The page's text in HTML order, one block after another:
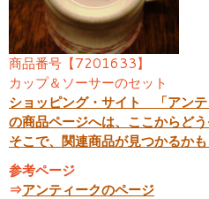
商品番号【7201633】
カップ＆ソーサーのセット
ショッピング・サイト 「アン
の商品ページへは、ここからどう
そこで、関連商品が見つかるかも
参考ページ
⇒アンティークのページ